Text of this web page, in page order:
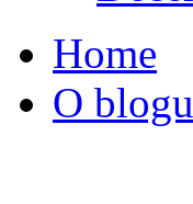
Home
O blogu